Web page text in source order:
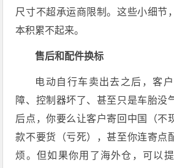
尺寸不超承运商限制。这些小细节
本积累不起来。
售后和配件换标
电动自行车卖出去之后，客
障、控制器坏了、甚至只是车胎没
后点，你要么让客户寄回中国（不
款不要货（亏死），甚至你连寄点
烦。但如果你用了海外仓，可以